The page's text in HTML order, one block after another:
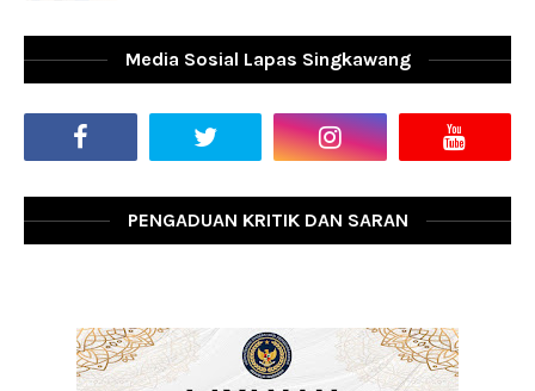
Media Sosial Lapas Singkawang
PENGADUAN KRITIK DAN SARAN